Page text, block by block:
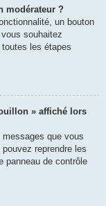
modérateur ?
un bouton
souhaitez
les étapes
» affiché lors
messages que vous
reprendre les
panneau de contrôle